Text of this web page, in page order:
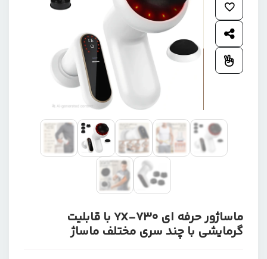
ماساژور حرفه ای YX-730 با قابلیت
گرمایشی با چند سری مختلف ماساژ
افزودن به علاقمندی ها
اشتراک گذاری محصول
افزودن به مقایسه